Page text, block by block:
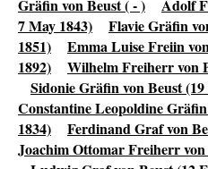
Gräfin von Beust ( - )
Adolf
7 May 1843)
Flavie Gräfin
1851)
Emma Luise Freiin
1892)
Wilhelm Freiherr von
Sidonie Gräfin von Beust (19
Constantine Leopoldine Gräfin
1834)
Ferdinand Graf von
Joachim Ottomar Freiherr von